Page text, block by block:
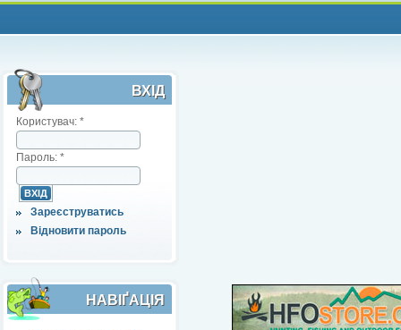
ВХІД
Користувач: *
Пароль: *
Зареєструватись
Відновити пароль
НАВІҐАЦІЯ